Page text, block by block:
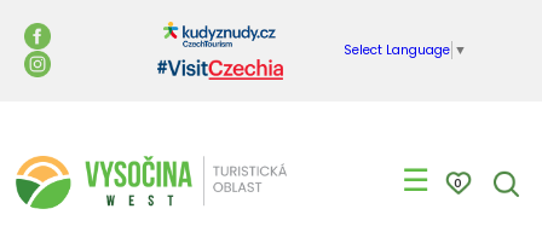
Select Language ▼
☰ 0